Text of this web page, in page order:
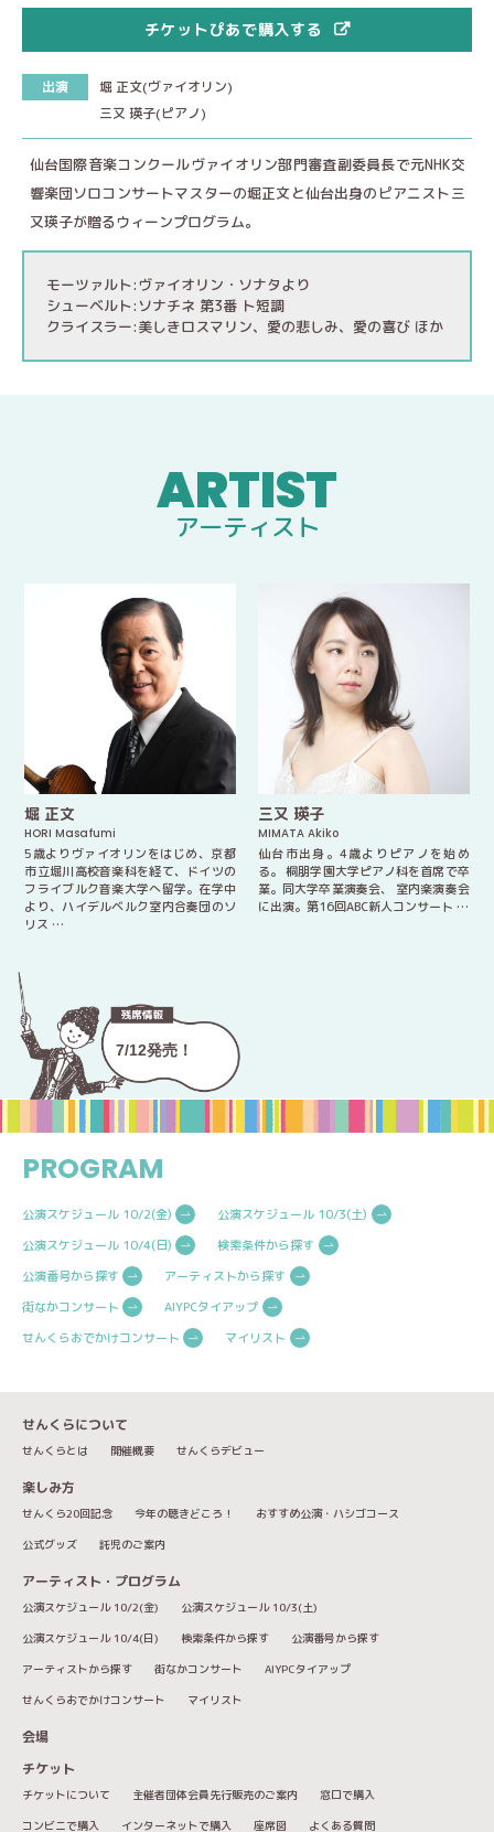
チケットぴあで購入する
出演
堀 正文(ヴァイオリン)
三又 瑛子(ピアノ)
仙台国際音楽コンクールヴァイオリン部門審査副委員長で元NHK交
響楽団ソロコンサートマスターの堀正文と仙台出身のピアニスト三
又瑛子が贈るウィーンプログラム。
モーツァルト:ヴァイオリン・ソナタより
シューベルト:ソナチネ 第3番 ト短調
クライスラー:美しきロスマリン、愛の悲しみ、愛の喜び ほか
アーティスト
堀 正文
HORI Masafumi
5歳よりヴァイオリンをはじめ、京都
市立堀川高校音楽科を経て、ドイツの
フライブルク音楽大学へ留学。在学中
より、ハイデルベルク室内合奏団のソ
リス …
三又 瑛子
MIMATA Akiko
仙台市出身。4歳よりピアノを始め
る。 桐朋学園大学ピアノ科を首席で卒
業。同大学卒業演奏会、 室内楽演奏会
に出演。第16回ABC新人コンサート …
7/12発売！
PROGRAM
公演スケジュール 10/2(金)
公演スケジュール 10/3(土)
公演スケジュール 10/4(日)
検索条件から探す
公演番号から探す
アーティストから探す
街なかコンサート
AIYPCタイアップ
せんくらおでかけコンサート
マイリスト
せんくらについて
せんくらとは 開催概要 せんくらデビュー
楽しみ方
せんくら20回記念 今年の聴きどころ！
おすすめ公演・ハシゴコース
公式グッズ
託児のご案内
アーティスト・プログラム
公演スケジュール 10/2(金)
公演スケジュール 10/3(土)
公演スケジュール 10/4(日)
検索条件から探す
公演番号から探す
アーティストから探す
街なかコンサート
AIYPCタイアップ
せんくらおでかけコンサート
マイリスト
会場
チケット
チケットについて 主催者団体会員先行販売のご案内
窓口で購入
コンビニで購入
インターネットで購入 座席図 よくある質問